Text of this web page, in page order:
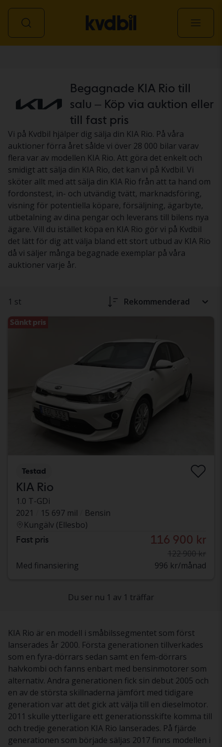
Begagnade KIA Rio till
salu – Köp via auktion eller
till fast pris
Vi på Kvdbil hjälper dig sälja din KIA Rio. På våra
auktioner förra året sålde vi över 28 000 bilar varav
flera var av modellen KIA Rio. Att göra det enkelt och
smidigt att sälja din KIA Rio, det kan vi på Kvdbil. Vi
sköter allt med att sälja din KIA Rio från att ta hand om
fordonstest, in- och utvändig tvätt, marknadsföring,
visning för potentiella köpare, försäljning, ägarbyte,
utbetalning av dina pengar och leverans till bilens nya
ägare. Vill du istället köpa en KIA Rio gör vi på Kvdbil
det lätt för dig att välja bland ett stort utbud av KIA Rio
då vi säljer många begagnade exemplar på våra
auktioner varje år.
1 st Rekommenderad
Sänkt pris
Testad
KIA Rio
1.0 T-GDi
2021
15 697 mil
Bensin
Kungälv (Ellesbo)
Fast pris 116 900 kr
122 900 kr
Med finansiering
996 kr/månad
Du ser nu 1 av 1 träffar
KIA Rio är en modell i småbilssegmentet som först
lanserades år 2000. Första generationen tillverkades
som en fyra-dörrars sedan samt en fem-dörrars
halvkombi och fanns enbart med bensinmotorer som
alternativ. Andra generationen fick sin debut 2005 och
en av de största skillnaderna jämfört med tidigare
generation var att det gick att välja till en dieselmotor.
2011 skulle ytterligare ett generationsskifte komma till
och tredje generation KIA Rio lanserades. På fjärde
generationen som började säljas 2017 finns modellen i